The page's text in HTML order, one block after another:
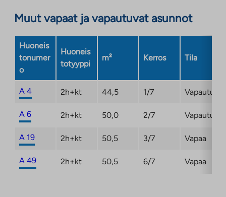
Muut vapaat ja vapautuvat asunnot
Huoneis
tonumer
o
Huoneis
totyyppi
m² Kerros Tila
A 4 2h+kt 44,5 1/7
A 6 2h+kt 50,0 2/7
A 19 2h+kt 50,5 3/7 Vapaa
A 49 2h+kt 50,5 6/7 Vapaa